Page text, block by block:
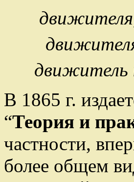
движитель
В 1865 г.
“Теория и
частности,
более общем